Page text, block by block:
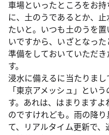
車場といったところをお
に、土のうであるとか、
たいと。いつも土のうを
いですから、いざとなっ
準備をしておいていただ
す。
浸水に備えるに当たりま
「東京アメッシュ」とい
す。あれは、はまります
のですけれども。雨の降
て、リアルタイム更新で